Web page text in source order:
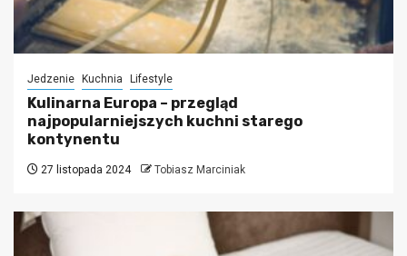
Jedzenie Kuchnia Lifestyle
Kulinarna Europa – przegląd
najpopularniejszych kuchni starego
kontynentu
27 listopada 2024 Tobiasz Marciniak